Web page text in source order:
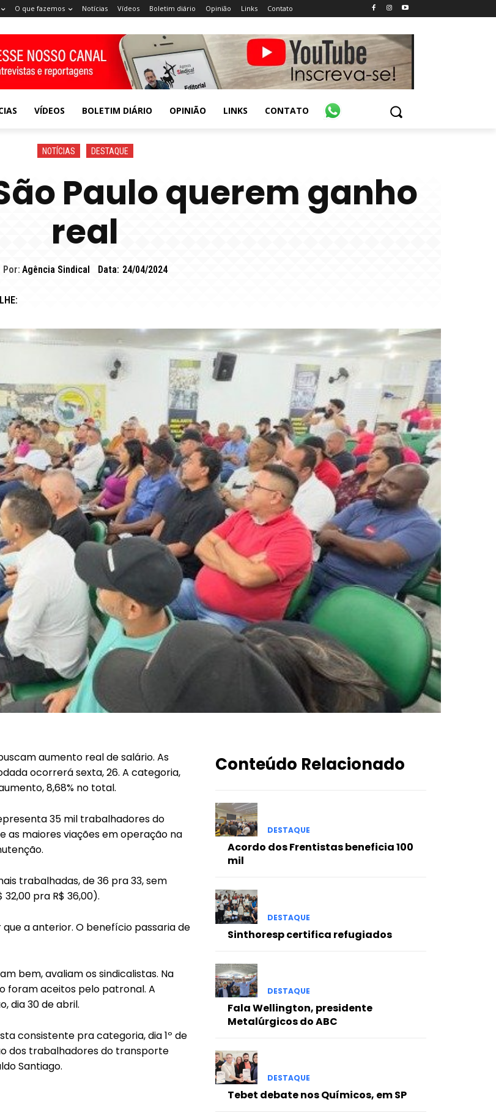
O que fazemos Notícias Vídeos Boletim diário Opinião Links Contato
VÍDEOS BOLETIM DIÁRIO OPINIÃO LINKS CONTATO
NOTÍCIAS DESTAQUE
Paulo querem ganho
real
Por: Agência Sindical Data: 24/04/2024
aumento real de salário. As
ocorrerá sexta, 26. A categoria,
8,68% no total.
35 mil trabalhadores do
maiores viações em operação na
trabalhadas, de 36 pra 33, sem
pra R$ 36,00).
a anterior. O benefício passaria de
bem, avaliam os sindicalistas. Na
foram aceitos pelo patronal. A
dia 30 de abril.
consistente pra categoria, dia 1º de
dos trabalhadores do transporte
Santiago.
Conteúdo Relacionado
DESTAQUE
Acordo dos Frentistas beneficia 100
mil
DESTAQUE
Sinthoresp certifica refugiados
DESTAQUE
Fala Wellington, presidente
Metalúrgicos do ABC
DESTAQUE
Tebet debate nos Químicos, em SP